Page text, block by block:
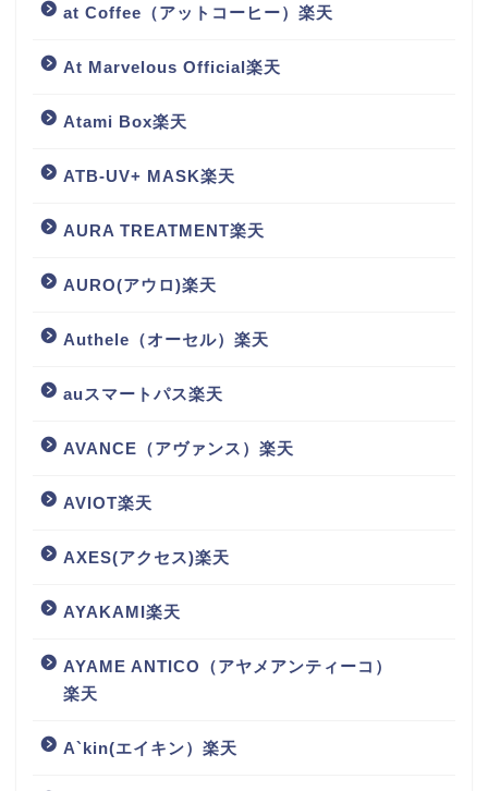
at Coffee（アットコーヒー）楽天
At Marvelous Official楽天
Atami Box楽天
ATB-UV+ MASK楽天
AURA TREATMENT楽天
AURO(アウロ)楽天
Authele（オーセル）楽天
auスマートパス楽天
AVANCE（アヴァンス）楽天
AVIOT楽天
AXES(アクセス)楽天
AYAKAMI楽天
AYAME ANTICO（アヤメアンティーコ）
楽天
A`kin(エイキン）楽天